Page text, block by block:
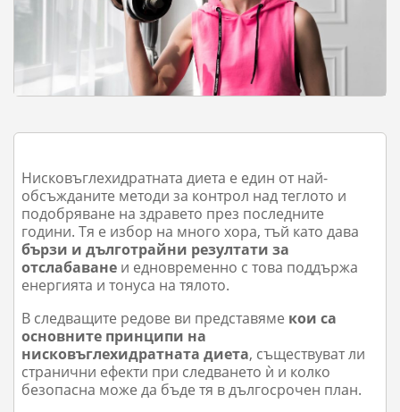
Нисковъглехидратната диета е един от най-
обсъжданите методи за контрол над теглото и
подобряване на здравето през последните
години. Тя е избор на много хора, тъй като дава
бързи и дълготрайни резултати за
отслабаване и едновременно с това поддържа
енергията и тонуса на тялото.
В следващите редове ви представяме кои са
основните принципи на
нисковъглехидратната диета, съществуват ли
странични ефекти при следването ѝ и колко
безопасна може да бъде тя в дългосрочен план.